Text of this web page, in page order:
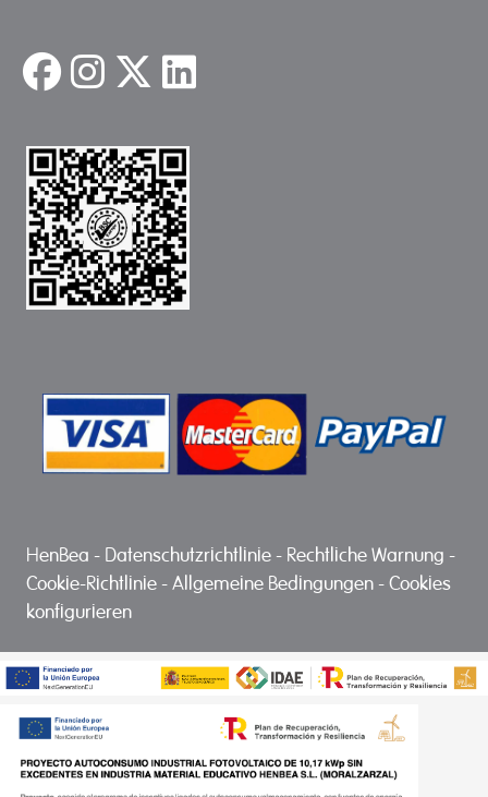
HenBea - Datenschutzrichtlinie - Rechtliche Warnung -
Cookie-Richtlinie -Allgemeine Bedingungen -Cookies
konfigurieren